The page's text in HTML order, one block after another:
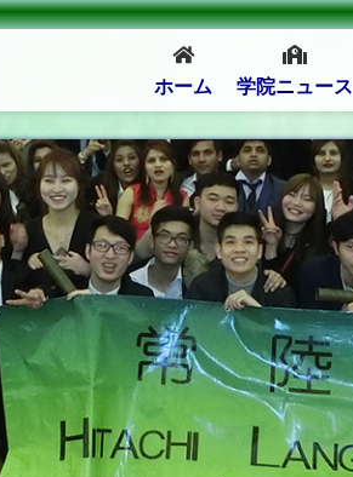
ホーム 学院ニュース